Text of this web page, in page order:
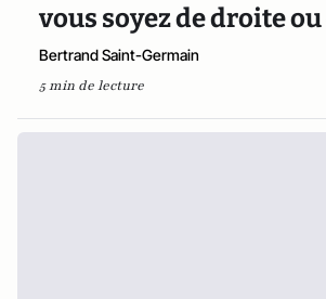
vous soyez de droite
Bertrand Saint-Germain
5 min de lecture